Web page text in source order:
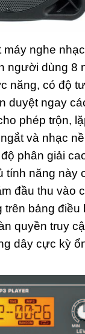
máy nghe
người dùng 8
năng, có độ
duyệt ngay
phép trộn,
và nhạc
phân giải
tính năng này
đầu thu vào
trên bảng điều
quyền truy
dây cực kỳ